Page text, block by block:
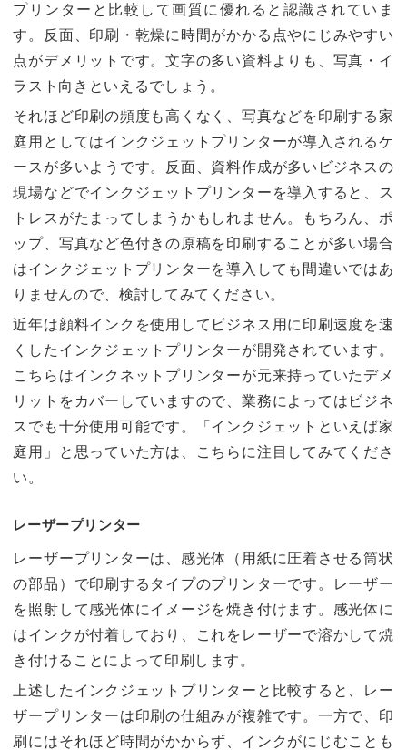
プリンターと比較して画質に優れると認識されていま
す。反面、印刷・乾燥に時間がかかる点やにじみやすい
点がデメリットです。文字の多い資料よりも、写真・イ
ラスト向きといえるでしょう。
それほど印刷の頻度も高くなく、写真などを印刷する家
庭用としてはインクジェットプリンターが導入されるケ
ースが多いようです。反面、資料作成が多いビジネスの
現場などでインクジェットプリンターを導入すると、ス
トレスがたまってしまうかもしれません。もちろん、ポ
ップ、写真など色付きの原稿を印刷することが多い場合
はインクジェットプリンターを導入しても間違いではあ
りませんので、検討してみてください。
近年は顔料インクを使用してビジネス用に印刷速度を速
くしたインクジェットプリンターが開発されています。
こちらはインクネットプリンターが元来持っていたデメ
リットをカバーしていますので、業務によってはビジネ
スでも十分使用可能です。「インクジェットといえば家
庭用」と思っていた方は、こちらに注目してみてくださ
い。
レーザープリンター
レーザープリンターは、感光体（用紙に圧着させる筒状
の部品）で印刷するタイプのプリンターです。レーザー
を照射して感光体にイメージを焼き付けます。感光体に
はインクが付着しており、これをレーザーで溶かして焼
き付けることによって印刷します。
上述したインクジェットプリンターと比較すると、レー
ザープリンターは印刷の仕組みが複雑です。一方で、印
刷にはそれほど時間がかからず、インクがにじむことも